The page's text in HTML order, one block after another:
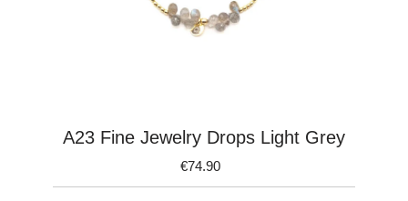
A23 Fine Jewelry Drops Light Grey
Regulärer
Preis
€74.90